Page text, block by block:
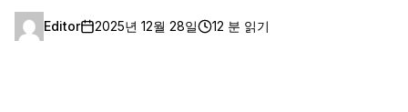
Editor 2025년 12월 28일 12 분 읽기